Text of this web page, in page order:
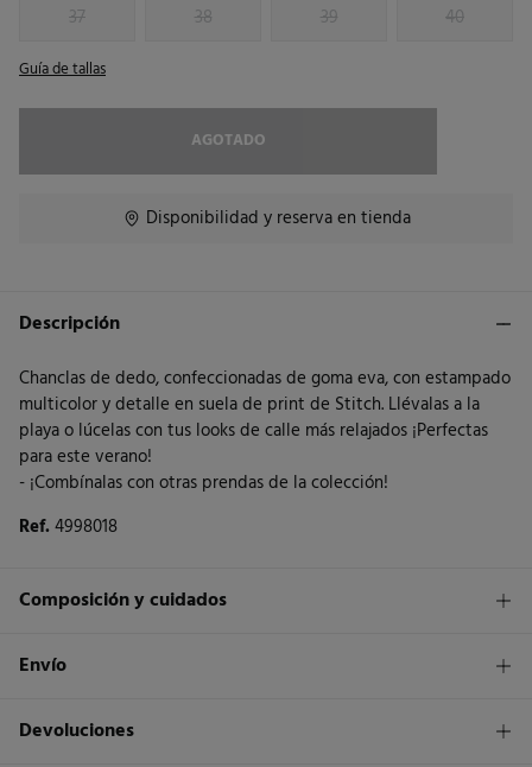
37 38 39 40
Guía de tallas
AGOTADO
Disponibilidad y reserva en tienda
Descripción
Chanclas de dedo, confeccionadas de goma eva, con estampado
multicolor y detalle en suela de print de Stitch. Llévalas a la
playa o lúcelas con tus looks de calle más relajados ¡Perfectas
para este verano!
- ¡Combínalas con otras prendas de la colección!
Ref.4998018
Composición y cuidados
Composición
Cuidados
Envío
Envío a tienda
1,95€
Devoluciones